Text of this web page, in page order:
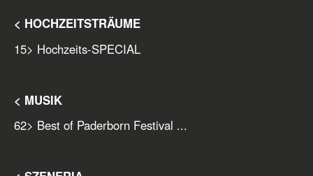
< HOCHZEITSTRÄUME
15> Hochzeits-SPECIAL
< MUSIK
62> Best of Paderborn Festival ...